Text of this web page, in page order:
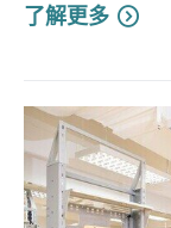
了解更多